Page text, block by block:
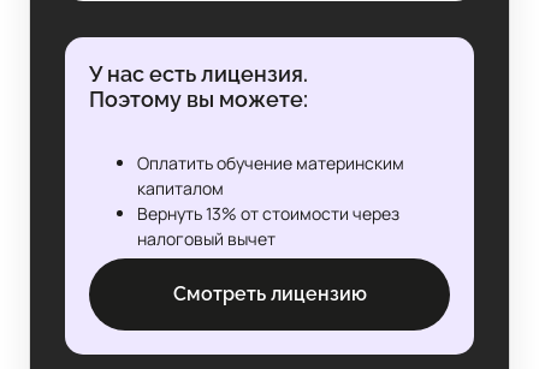
У нас есть лицензия.
Поэтому вы можете:
Оплатить обучение материнским
капиталом
Вернуть 13% от стоимости через
налоговый вычет
Смотреть лицензию